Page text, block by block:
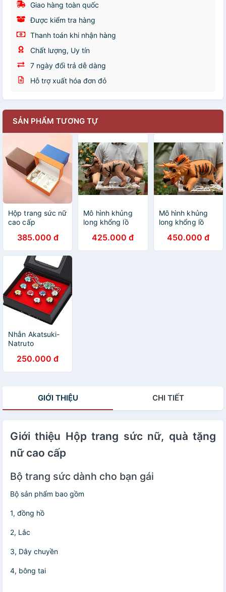
Giao hàng toàn quốc
Được kiểm tra hàng
Thanh toán khi nhận hàng
Chất lượng, Uy tín
7 ngày đổi trả dễ dàng
Hỗ trợ xuất hóa đơn đỏ
SẢN PHẨM TƯƠNG TỰ
Hộp trang sức nữ
cao cấp
385.000 đ
Mô hình khủng
long khổng lồ
Mẫu 5
425.000 đ
Mô hình khủng
long khổng lồ
Mẫu 3
450.000 đ
Nhẫn Akatsuki-
Natruto
250.000 đ
GIỚI THIỆU CHI TIẾT
Giới thiệu Hộp trang sức nữ, quà tặng
nữ cao cấp
Bộ trang sức dành cho bạn gái
Bộ sản phẩm bao gồm
1, đồng hồ
2, Lắc
3, Dây chuyền
4, bông tai